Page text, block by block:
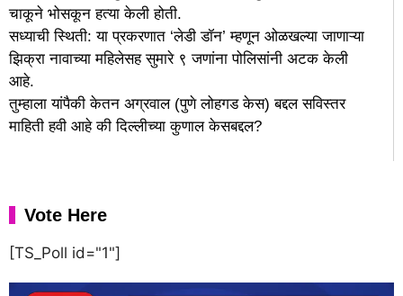
चाकूने भोसकून हत्या केली होती.
सध्याची स्थिती: या प्रकरणात ‘लेडी डॉन’ म्हणून ओळखल्या जाणाऱ्या
झिक्रा नावाच्या महिलेसह सुमारे ९ जणांना पोलिसांनी अटक केली
आहे.
तुम्हाला यांपैकी केतन अग्रवाल (पुणे लोहगड केस) बद्दल सविस्तर
माहिती हवी आहे की दिल्लीच्या कुणाल केसबद्दल?
Vote Here
[TS_Poll id="1"]